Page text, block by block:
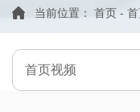
当前位置： 首页 -
首页视频